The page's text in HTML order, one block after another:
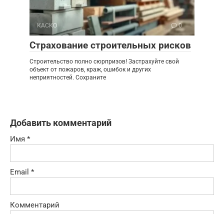
КАСКО 0
Страхование строительных рисков
Строительство полно сюрпризов! Застрахуйте свой
объект от пожаров, краж, ошибок и других
неприятностей. Сохраните
Добавить комментарий
Имя *
Email *
Комментарий